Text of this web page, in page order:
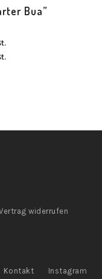
Bua”
widerrufen
Kontakt Instagram